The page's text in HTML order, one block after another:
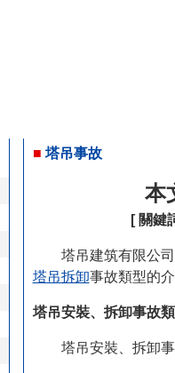
■ 塔吊事故
本
[ 關鍵
塔吊建筑有限公
塔吊拆卸事故類型的
塔吊安裝、拆卸事故
塔吊安裝、拆卸事